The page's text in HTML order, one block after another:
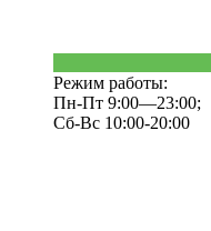
Режим работы:
Пн-Пт 9:00—23:00;
Сб-Вс 10:00-20:00